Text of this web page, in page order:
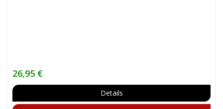
26,95 €
Details